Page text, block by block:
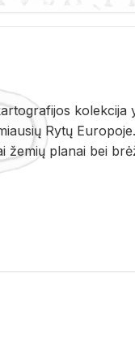
Rytų
že­mių pla­nai bei